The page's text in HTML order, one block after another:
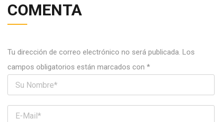
COMENTA
Tu dirección de correo electrónico no será publicada. Los
campos obligatorios están marcados con *